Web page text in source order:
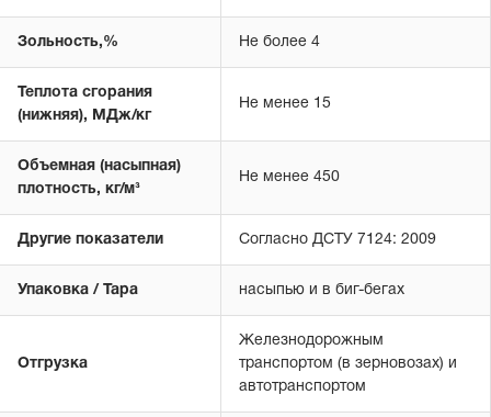
Зольность,% Не более 4
Теплота сгорания
(нижняя), МДж/кг
Не менее 15
Объемная (насыпная)
плотность, кг/м³
Не менее 450
Другие показатели Согласно ДСТУ 7124: 2009
Упаковка / Тара насыпью и в биг-бегах
Отгрузка
Железнодорожным
транспортом (в зерновозах) и
автотранспортом